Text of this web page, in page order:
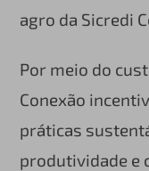
agro da Sicredi
Por meio do
Conexão
práticas
produtividade e